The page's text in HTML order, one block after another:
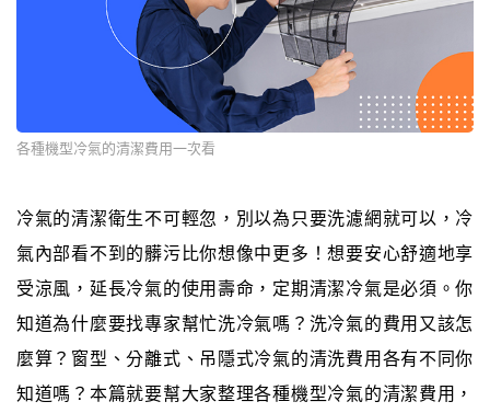
各種機型冷氣的清潔費用一次看
冷氣的清潔衛生不可輕忽，別以為只要洗濾網就可以，冷
氣內部看不到的髒污比你想像中更多！想要安心舒適地享
受涼風，延長冷氣的使用壽命，定期清潔冷氣是必須。你
知道為什麼要找專家幫忙洗冷氣嗎？洗冷氣的費用又該怎
麼算？窗型、分離式、吊隱式冷氣的清洗費用各有不同你
知道嗎？本篇就要幫大家整理各種機型冷氣的清潔費用，